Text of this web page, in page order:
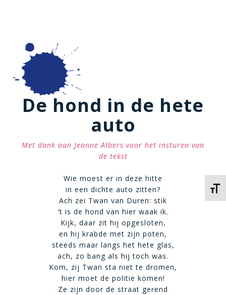
De hond in de hete
auto
Met dank aan Jeanne Albers voor het insturen van
de tekst
Wie moest er in deze hitte
in een dichte auto zitten?
Ach zei Twan van Duren: stik
’t is de hond van hier waak ik.
Kijk, daar zit hij opgesloten,
en hij krabde met zijn poten,
steeds maar langs het hete glas,
ach, zo bang als hij toch was.
Kom, zij Twan sta niet te dromen,
hier moet de politie komen!
Ze zijn door de straat gerend